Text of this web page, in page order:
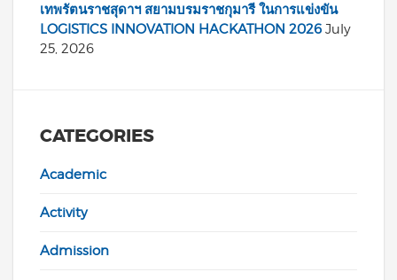
เทพรัตนราชสุดาฯ สยามบรมราชกุมารี ในการแข่งขัน
LOGISTICS INNOVATION HACKATHON 2026 July
25, 2026
CATEGORIES
Academic
Activity
Admission